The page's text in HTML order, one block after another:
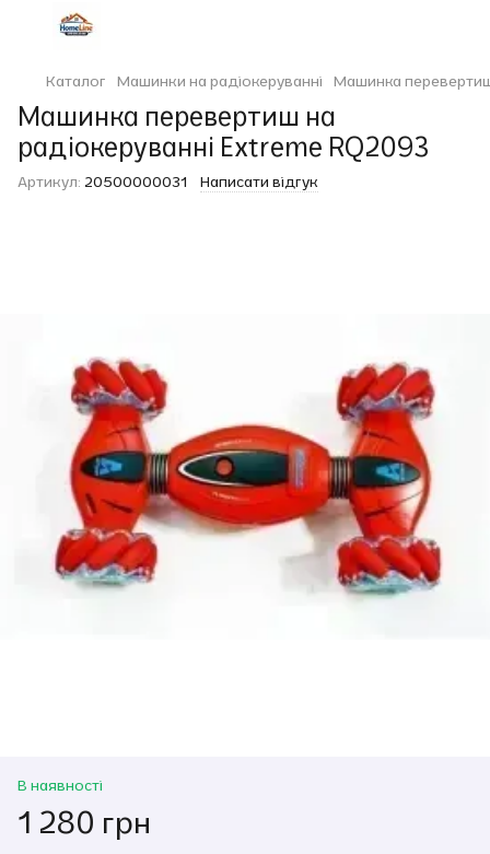
Каталог Машинки на радіокеруванні Машинка
Машинка перевертиш на
радіокеруванні Extreme RQ2093
Артикул: 20500000031 Написати відгук
В наявності
1 280 грн